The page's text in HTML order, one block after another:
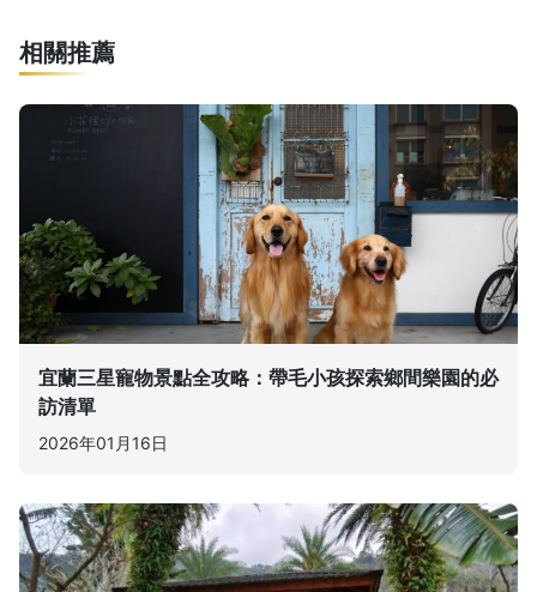
相關推薦
宜蘭三星寵物景點全攻略：帶毛小孩探索鄉間樂園的必
訪清單
2026年01月16日